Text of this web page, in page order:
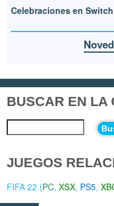
Celebraciones en Switch
BUSCAR EN LA
JUEGOS
FIFA 22 (PC,XSX, PS5,